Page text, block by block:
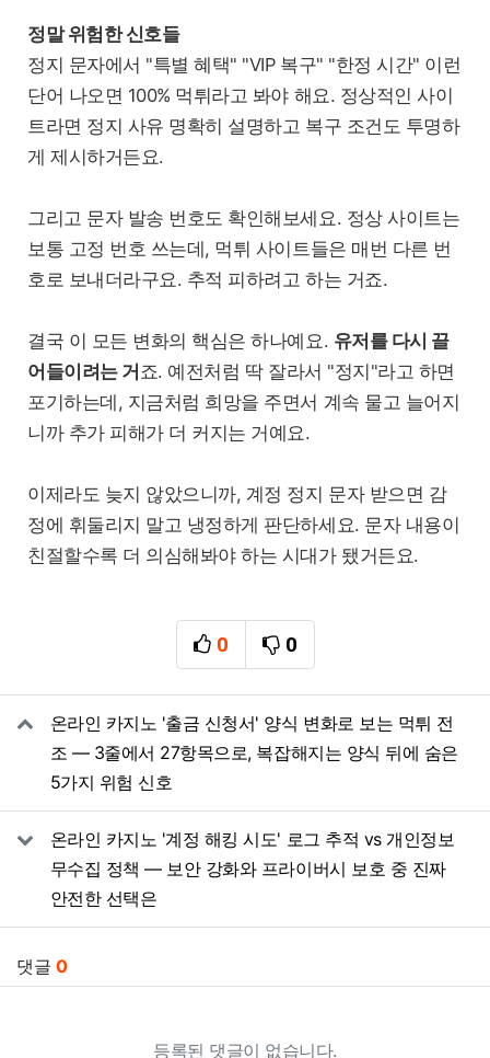
정말 위험한 신호들
정지 문자에서 "특별 혜택" "VIP 복구" "한정 시간" 이런
단어 나오면 100% 먹튀라고 봐야 해요. 정상적인 사이
트라면 정지 사유 명확히 설명하고 복구 조건도 투명하
게 제시하거든요.
그리고 문자 발송 번호도 확인해보세요. 정상 사이트는
보통 고정 번호 쓰는데, 먹튀 사이트들은 매번 다른 번
호로 보내더라구요. 추적 피하려고 하는 거죠.
결국 이 모든 변화의 핵심은 하나예요. 유저를 다시 끌
어들이려는 거 죠. 예전처럼 딱 잘라서 "정지"라고 하면
포기하는데, 지금처럼 희망을 주면서 계속 물고 늘어지
니까 추가 피해가 더 커지는 거예요.
이제라도 늦지 않았으니까, 계정 정지 문자 받으면 감
정에 휘둘리지 말고 냉정하게 판단하세요. 문자 내용이
친절할수록 더 의심해봐야 하는 시대가 됐거든요.
0
추천
0
비추천
관련자료
온라인 카지노 '출금 신청서' 양식 변화로 보는 먹튀 전
조 — 3줄에서 27항목으로, 복잡해지는 양식 뒤에 숨은
5가지 위험 신호
온라인 카지노 '계정 해킹 시도' 로그 추적 vs 개인정보
무수집 정책 — 보안 강화와 프라이버시 보호 중 진짜
안전한 선택은
댓글 0
등록된 댓글이 없습니다.